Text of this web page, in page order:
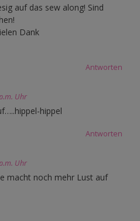
auf das sew along! Sind
Dank
Antworten
Uhr
hippel
Antworten
Uhr
macht noch mehr Lust auf